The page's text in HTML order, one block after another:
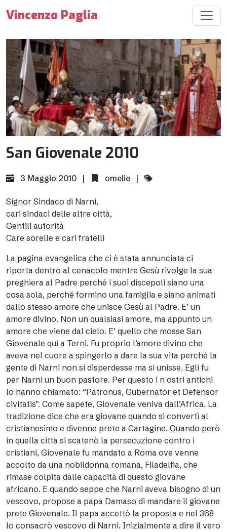
Vincenzo Paglia
San Giovenale 2010
3 Maggio 2010 | omelie |
Signor Sindaco di Narni,
cari sindaci delle altre città,
Gentili autorità
Care sorelle e cari fratelli
La pagina evangelica che ci è stata annunciata ci
riporta dentro al cenacolo mentre Gesù rivolge la sua
preghiera al Padre perché i suoi discepoli siano una
cosa sola, perché formino una famiglia e siano animati
dallo stesso amore che unisce Gesù al Padre. E’ un
amore divino. Non un qualsiasi amore, ma appunto un
amore che viene dal cielo. E’ quello che mosse San
Giovenale qui a Terni. Fu proprio l’amore divino che
aveva nel cuore a spingerlo a dare la sua vita perché la
gente di Narni non si disperdesse ma si unisse. Egli fu
per Narni un buon pastore. Per questo i n ostri antichi
lo hanno chiamato: “Patronus, Gubernator et Defensor
civitatis”. Come sapete, Giovenale veniva dall’Africa. La
tradizione dice che era giovane quando si convertì al
cristianesimo e divenne prete a Cartagine. Quando però
in quella città si scatenò la persecuzione contro i
cristiani, Giovenale fu mandato a Roma ove venne
accolto da una nobildonna romana, Filadelfia, che
rimase colpita dalle capacità di questo giovane
africano. E quando seppe che Narni aveva bisogno di un
vescovo, propose a papa Damaso di mandare il giovane
prete Giovenale. Il papa accettò la proposta e nel 368
lo consacrò vescovo di Narni. Inizialmente a dire il vero